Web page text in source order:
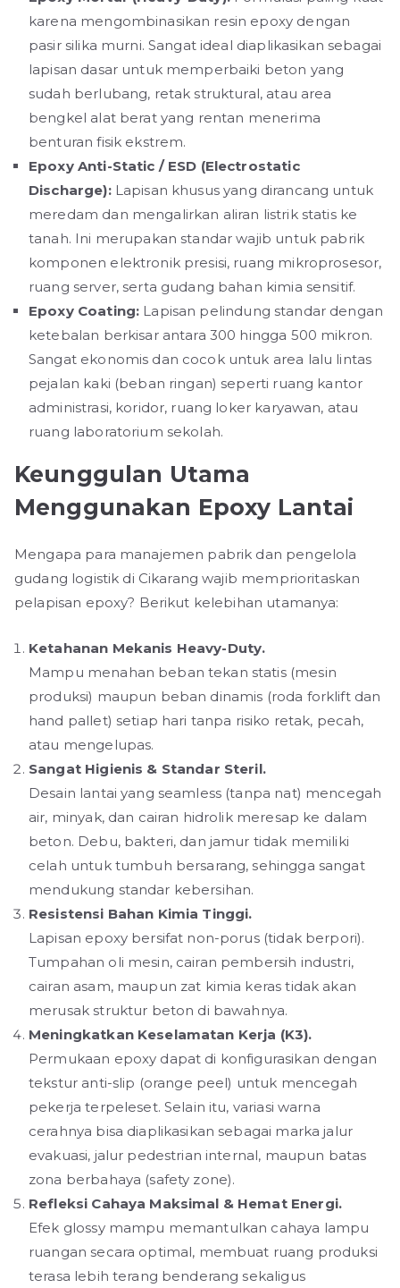
karena mengombinasikan resin epoxy dengan
pasir silika murni. Sangat ideal diaplikasikan sebagai
lapisan dasar untuk memperbaiki beton yang
sudah berlubang, retak struktural, atau area
bengkel alat berat yang rentan menerima
benturan fisik ekstrem.
Epoxy Anti-Static / ESD (Electrostatic
Discharge):Lapisan khusus yang dirancang untuk
meredam dan mengalirkan aliran listrik statis ke
tanah. Ini merupakan standar wajib untuk pabrik
komponen elektronik presisi, ruang mikroprosesor,
ruang server, serta gudang bahan kimia sensitif.
Epoxy Coating: Lapisan pelindung standar dengan
ketebalan berkisar antara 300 hingga 500 mikron.
Sangat ekonomis dan cocok untuk area lalu lintas
pejalan kaki (beban ringan) seperti ruang kantor
administrasi, koridor, ruang loker karyawan, atau
ruang laboratorium sekolah.
Keunggulan Utama
Menggunakan Epoxy Lantai
Mengapa para manajemen pabrik dan pengelola
gudang logistik di Cikarang wajib memprioritaskan
pelapisan epoxy? Berikut kelebihan utamanya:
Ketahanan Mekanis Heavy-Duty.
Mampu menahan beban tekan statis (mesin
produksi) maupun beban dinamis (roda forklift dan
hand pallet) setiap hari tanpa risiko retak, pecah,
atau mengelupas.
Sangat Higienis & Standar Steril.
Desain lantai yang seamless (tanpa nat) mencegah
air, minyak, dan cairan hidrolik meresap ke dalam
beton. Debu, bakteri, dan jamur tidak memiliki
celah untuk tumbuh bersarang, sehingga sangat
mendukung standar kebersihan.
Resistensi Bahan Kimia Tinggi.
Lapisan epoxy bersifat non-porus (tidak berpori).
Tumpahan oli mesin, cairan pembersih industri,
cairan asam, maupun zat kimia keras tidak akan
merusak struktur beton di bawahnya.
Meningkatkan Keselamatan Kerja (K3).
Permukaan epoxy dapat di konfigurasikan dengan
tekstur anti-slip (orange peel) untuk mencegah
pekerja terpeleset. Selain itu, variasi warna
cerahnya bisa diaplikasikan sebagai marka jalur
evakuasi, jalur pedestrian internal, maupun batas
zona berbahaya (safety zone).
Refleksi Cahaya Maksimal & Hemat Energi.
Efek glossy mampu memantulkan cahaya lampu
ruangan secara optimal, membuat ruang produksi
terasa lebih terang benderang sekaligus